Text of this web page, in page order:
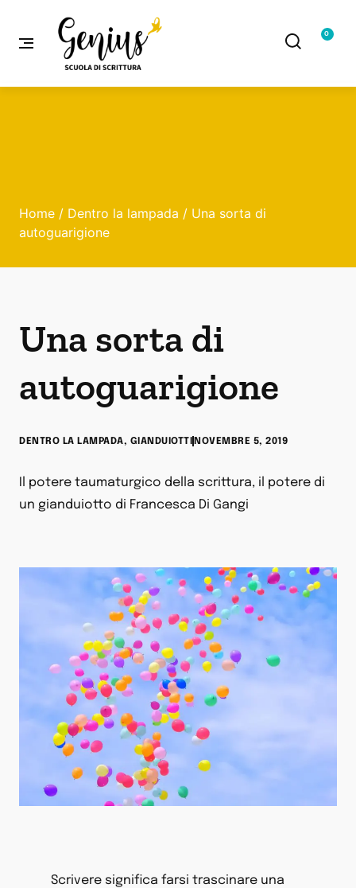
0
Home / Dentro la lampada / Una sorta di
autoguarigione
Una sorta di
autoguarigione
DENTRO LA LAMPADA, GIANDUIOTTI NOVEMBRE 5, 2019
Il potere taumaturgico della scrittura, il potere di
un gianduiotto di Francesca Di Gangi
Scrivere significa farsi trascinare una